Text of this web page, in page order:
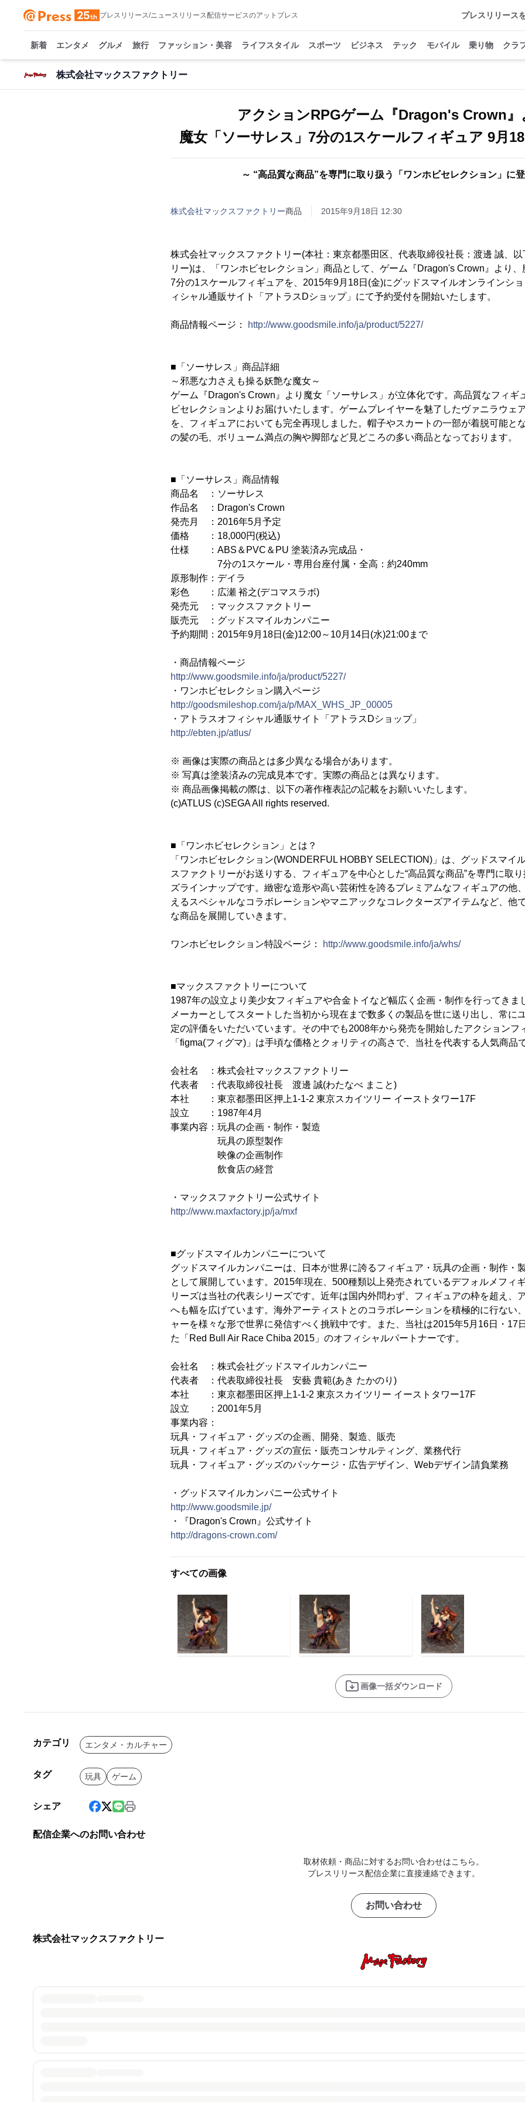
プレスリリース/ニュースリリース配信サービスのアットプレス プレスリリース
新着 エンタメ グルメ 旅行 ファッション・美容 ライフスタイル スポーツ ビジネス テック モバイル 乗り物 クラ
株式会社マックスファクトリー
アクションRPGゲーム『Dragon's Crown』
魔女「ソーサレス」7分の1スケールフィギュア 9月18
～ “高品質な商品”を専門に取り扱う「ワンホビセレクション」に
株式会社マックスファクトリー商品 2015年9月18日 12:30
株式会社マックスファクトリー(本社：東京都墨田区、代表取締役社長：渡邊 誠、以
リー)は、「ワンホビセレクション」商品として、ゲーム『Dragon's Crown』より
7分の1スケールフィギュアを、2015年9月18日(金)にグッドスマイルオンラインシ
ィシャル通販サイト「アトラスDショップ」にて予約受付を開始いたします。
商品情報ページ： http://www.goodsmile.info/ja/product/5227/
■「ソーサレス」商品詳細
～邪悪な力さえも操る妖艶な魔女～
ゲーム『Dragon's Crown』より魔女「ソーサレス」が立体化です。高品質なフィギ
ビセレクションよりお届けいたします。ゲームプレイヤーを魅了したヴァニラウェ
を、フィギュアにおいても完全再現しました。帽子やスカートの一部が着脱可能と
の髪の毛、ボリューム満点の胸や脚部など見どころの多い商品となっております。
■「ソーサレス」商品情報
商品名 ：ソーサレス
作品名 ：Dragon's Crown
発売月 ：2016年5月予定
価格 ：18,000円(税込)
仕様 ：ABS＆PVC＆PU 塗装済み完成品・
7分の1スケール・専用台座付属・全高：約240mm
原形制作：デイラ
彩色 ：広瀬 裕之(デコマスラボ)
発売元 ：マックスファクトリー
販売元 ：グッドスマイルカンパニー
予約期間：2015年9月18日(金)12:00～10月14日(水)21:00まで
・商品情報ページ
http://www.goodsmile.info/ja/product/5227/
・ワンホビセレクション購入ページ
http://goodsmileshop.com/ja/p/MAX_WHS_JP_00005
・アトラスオフィシャル通販サイト「アトラスDショップ」
http://ebten.jp/atlus/
※ 画像は実際の商品とは多少異なる場合があります。
※ 写真は塗装済みの完成見本です。実際の商品とは異なります。
※ 商品画像掲載の際は、以下の著作権表記の記載をお願いいたします。
(c)ATLUS (c)SEGA All rights reserved.
■「ワンホビセレクション」とは？
「ワンホビセレクション(WONDERFUL HOBBY SELECTION)」は、グッドスマイ
スファクトリーがお送りする、フィギュアを中心とした“高品質な商品”を専門に取
ズラインナップです。緻密な造形や高い芸術性を誇るプレミアムなフィギュアの他
えるスペシャルなコラボレーションやマニアックなコレクターズアイテムなど、他
な商品を展開していきます。
ワンホビセレクション特設ページ： http://www.goodsmile.info/ja/whs/
■マックスファクトリーについて
1987年の設立より美少女フィギュアや合金トイなど幅広く企画・制作を行ってきま
メーカーとしてスタートした当初から現在まで数多くの製品を世に送り出し、常に
定の評価をいただいています。その中でも2008年から発売を開始したアクションフ
「figma(フィグマ)」は手頃な価格とクォリティの高さで、当社を代表する人気商品で
会社名 ：株式会社マックスファクトリー
代表者 ：代表取締役社長 渡邊 誠(わたなべ まこと)
本社 ：東京都墨田区押上1-1-2 東京スカイツリー イーストタワー17F
設立 ：1987年4月
事業内容：玩具の企画・制作・製造
玩具の原型製作
映像の企画制作
飲食店の経営
・マックスファクトリー公式サイト
http://www.maxfactory.jp/ja/mxf
■グッドスマイルカンパニーについて
グッドスマイルカンパニーは、日本が世界に誇るフィギュア・玩具の企画・制作・
として展開しています。2015年現在、500種類以上発売されているデフォルメフィ
リーズは当社の代表シリーズです。近年は国内外問わず、フィギュアの枠を超え、
へも幅を広げています。海外アーティストとのコラボレーションを積極的に行ない
ャーを様々な形で世界に発信すべく挑戦中です。また、当社は2015年5月16日・17
た「Red Bull Air Race Chiba 2015」のオフィシャルパートナーです。
会社名 ：株式会社グッドスマイルカンパニー
代表者 ：代表取締役社長 安藝 貴範(あき たかのり)
本社 ：東京都墨田区押上1-1-2 東京スカイツリー イーストタワー17F
設立 ：2001年5月
事業内容：
玩具・フィギュア・グッズの企画、開発、製造、販売
玩具・フィギュア・グッズの宣伝・販売コンサルティング、業務代行
玩具・フィギュア・グッズのパッケージ・広告デザイン、Webデザイン請負業務
・グッドスマイルカンパニー公式サイト
http://www.goodsmile.jp/
・『Dragon's Crown』公式サイト
http://dragons-crown.com/
すべての画像
画像一括ダウンロード
カテゴリ エンタメ・カルチャー
タグ 玩具 ゲーム
シェア
配信企業へのお問い合わせ
取材依頼・商品に対するお問い合わせはこちら。
プレスリリース配信企業に直接連絡できます。
お問い合わせ
株式会社マックスファクトリー